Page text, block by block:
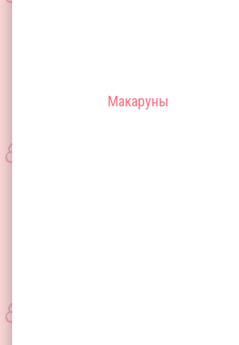
Макаруны